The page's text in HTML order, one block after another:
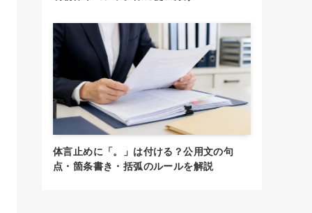
体言止めに「。」は付ける？公用文の句
点・箇条書き・括弧のルールを解説